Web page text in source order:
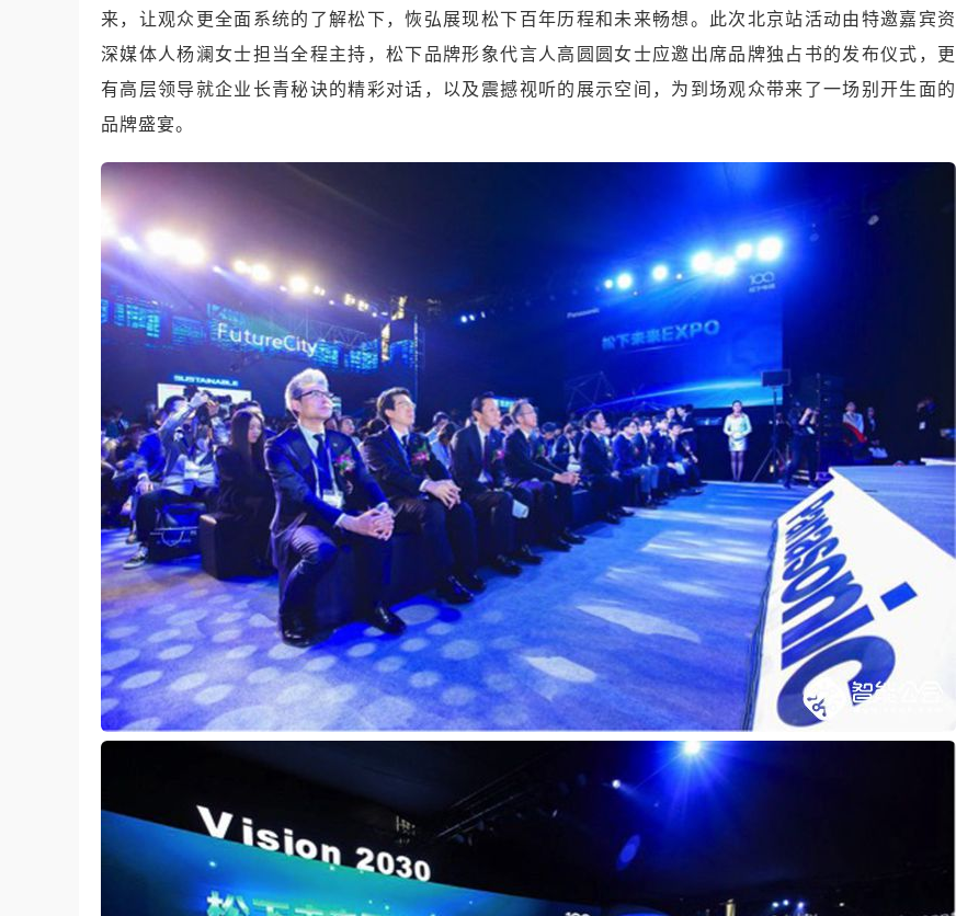
来，让观众更全面系统的了解松下，恢弘展现松下百年历程和未来畅想。此次北京站活动由特邀嘉宾资
深媒体人杨澜女士担当全程主持，松下品牌形象代言人高圆圆女士应邀出席品牌独占书的发布仪式，更
有高层领导就企业长青秘诀的精彩对话，以及震撼视听的展示空间，为到场观众带来了一场别开生面的
品牌盛宴。